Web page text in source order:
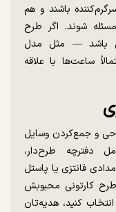
باشند و هم
شوند. اگر طرح
باشد — مثل مدل
ساعت‌ها با علاقه
و جمع‌کردن وسایل
دفترچه طرح‌دار،
فانتزی یا پاستل
کارتونی محبوبش
کنید، هدیه‌تان